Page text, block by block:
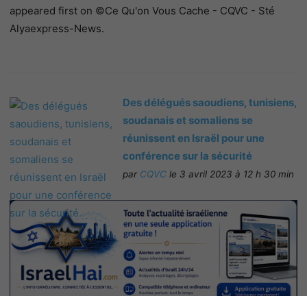
appeared first on ©Ce Qu'on Vous Cache - CQVC - Sté
Alyaexpress-News.
Des délégués saoudiens, tunisiens,
soudanais et somaliens se
réunissent en Israël pour une
conférence sur la sécurité
par CQVC le 3 avril 2023 à 12 h 30 min